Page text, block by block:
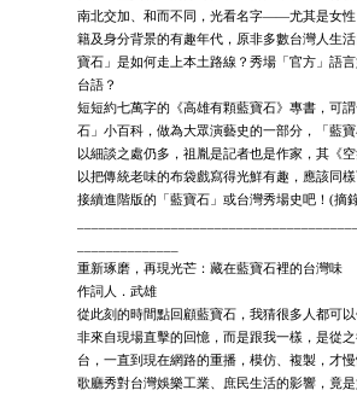
南北交加、和而不同，光看名字——尤其是女性
籍及身分背景的有趣年代，原非多數台灣人生
寶石」是如何走上本土路線？秀場「官方」語
台語？
短短約七萬字的《高雄有顆藍寶石》專書，可
石」小百科，做為大眾演藝史的一部分，「藍
以細談之處仍多，祖胤是記者也是作家，其《
以把傳統老味的布袋戲寫得光鮮有趣，應該同
接續進階版的「藍寶石」或台灣秀場史吧！(摘
重新琢磨，再現光芒：藏在藍寶石裡的台灣味
作詞人．武雄
從此刻的時間點回顧藍寶石，我猜很多人都可
非來自現場直擊的回憶，而是跟我一樣，是從
台，一直到現在網路的重播，模仿、複製，才
歌廳秀對台灣娛樂工業、庶民生活的影響，竟是